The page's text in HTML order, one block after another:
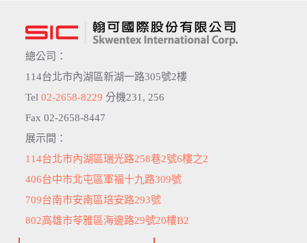
總公司：
114台北市內湖區新湖一路305號2樓
Tel 02-2658-8229 分機231, 256
Fax 02-2658-8447
展示間：
114台北市內湖區瑞光路258巷2號6樓之2
406台中市北屯區軍福十九路309號
709台南市安南區培安路293號
802高雄市苓雅區海邊路29號20樓B2